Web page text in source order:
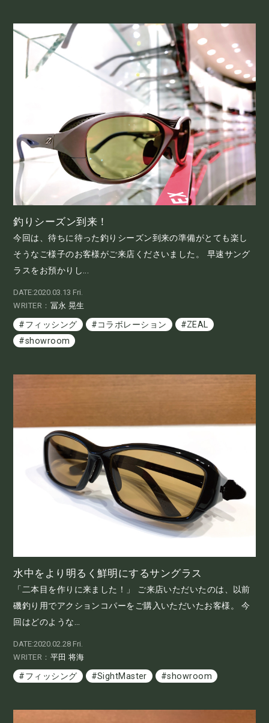
釣りシーズン到来！
今回は、待ちに待った釣りシーズン到来の準備がとても楽し
そうなご様子のお客様がご来店くださいました。 早速サング
ラスをお預かりし...
DATE:2020.03.13 Fri.
WRITER： 冨永 晃生
#フィッシング #コラボレーション
#ZEAL
#showroom
水中をより明るく鮮明にするサングラス
「二本目を作りに来ました！」 ご来店いただいたのは、以前
磯釣り用でアクションコパーをご購入いただいたお客様。 今
回はどのような...
DATE:2020.02.28 Fri.
WRITER： 平田 将海
#フィッシング #SightMaster #showroom